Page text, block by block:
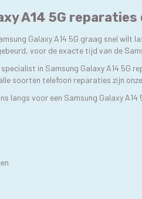
A14 5G
Galaxy A14 5G graag snel wilt
voor de exacte tijd van de
in Samsung Galaxy A14
soorten telefoon reparaties zijn
langs voor een Samsung Galaxy